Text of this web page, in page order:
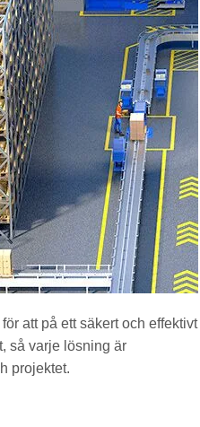
att på ett säkert och effektivt
så varje lösning är
projektet.